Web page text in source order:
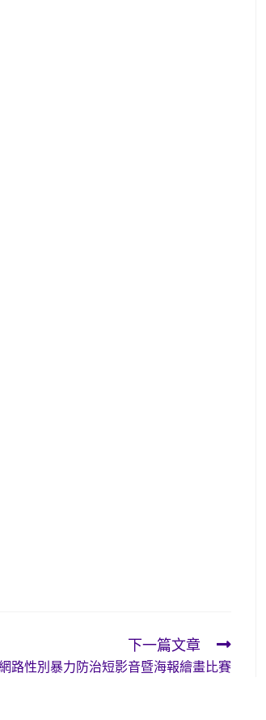
下一篇文章
路性別暴力防治短影音暨海報繪畫比賽